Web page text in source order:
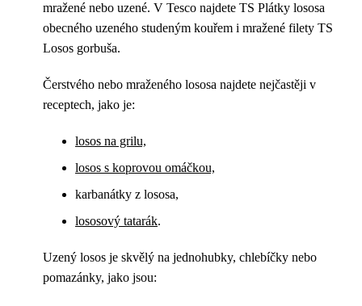
mražené nebo uzené. V Tesco najdete TS Plátky lososa
obecného uzeného studeným kouřem i mražené filety TS
Losos gorbuša.
Čerstvého nebo mraženého lososa najdete nejčastěji v
receptech, jako je:
losos na grilu,
losos s koprovou omáčkou,
karbanátky z lososa,
lososový tatarák.
Uzený losos je skvělý na jednohubky, chlebíčky nebo
pomazánky, jako jsou: